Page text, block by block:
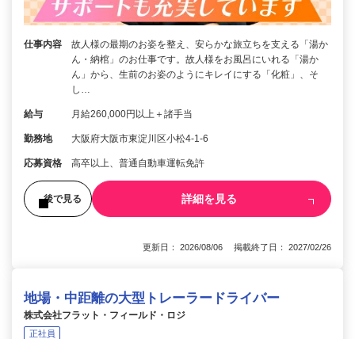
仕事内容
故人様の最期のお姿を整え、安らかな旅立ちを支える「湯か
ん・納棺」のお仕事です。故人様をお風呂にいれる「湯か
ん」から、生前のお姿のようにキレイにする「化粧」、そ
し…
給与 月給260,000円以上＋諸手当
勤務地 大阪府大阪市東淀川区小松4-1-6
応募資格 高卒以上、普通自動車運転免許
後で見る 詳細を見る
更新日： 2026/08/06 掲載終了日： 2027/02/26
地場・中距離の大型トレーラードライバー
株式会社フラット・フィールド・ロジ
正社員